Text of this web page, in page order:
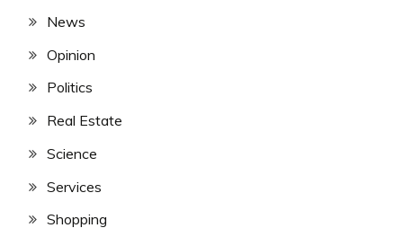
News
Opinion
Politics
Real Estate
Science
Services
Shopping